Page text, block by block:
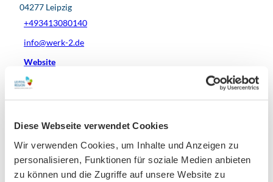
Diese Webseite verwendet Cookies
Wir verwenden Cookies, um Inhalte und Anzeigen zu
personalisieren, Funktionen für soziale Medien anbieten
zu können und die Zugriffe auf unsere Website zu
04277 Leipzig
+493413080140
info@werk-2.de
Website
Instagram
Anreise mit dem Auto